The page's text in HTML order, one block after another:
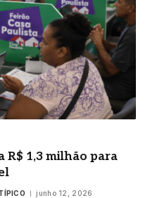
R$ 1,3 milhão para
junho 12, 2026